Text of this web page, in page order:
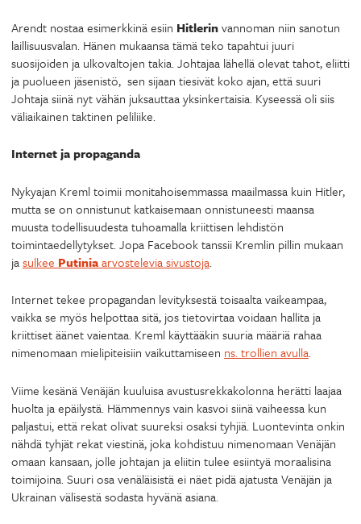
Arendt nostaa esimerkkinä esiin Hitlerinvannoman niin sanotun
laillisuusvalan. Hänen mukaansa tämä teko tapahtui juuri
suosijoiden ja ulkovaltojen takia. Johtajaa lähellä olevat tahot, eliitti
ja puolueen jäsenistö, sen sijaan tiesivät koko ajan, että suuri
Johtaja siinä nyt vähän juksauttaa yksinkertaisia. Kyseessä oli siis
väliaikainen taktinen peliliike.
Internet ja propaganda
Nykyajan Kreml toimii monitahoisemmassa maailmassa kuin Hitler,
mutta se on onnistunut katkaisemaan onnistuneesti maansa
muusta todellisuudesta tuhoamalla kriittisen lehdistön
toimintaedellytykset. Jopa Facebook tanssii Kremlin pillin mukaan
jasulkee Putiniaarvostelevia sivustoja.
Internet tekee propagandan levityksestä toisaalta vaikeampaa,
vaikka se myös helpottaa sitä, jos tietovirtaa voidaan hallita ja
kriittiset äänet vaientaa. Kreml käyttääkin suuria määriä rahaa
nimenomaan mielipiteisiin vaikuttamiseen ns. trollien avulla.
Viime kesänä Venäjän kuuluisa avustusrekkakolonna herätti laajaa
huolta ja epäilystä. Hämmennys vain kasvoi siinä vaiheessa kun
paljastui, että rekat olivat suureksi osaksi tyhjiä. Luontevinta onkin
nähdä tyhjät rekat viestinä, joka kohdistuu nimenomaan Venäjän
omaan kansaan, jolle johtajan ja eliitin tulee esiintyä moraalisina
toimijoina. Suuri osa venäläisistä ei näet pidä ajatusta Venäjän ja
Ukrainan välisestä sodasta hyvänä asiana.